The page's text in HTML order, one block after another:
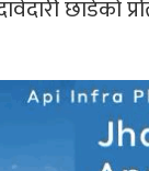
छाडेको